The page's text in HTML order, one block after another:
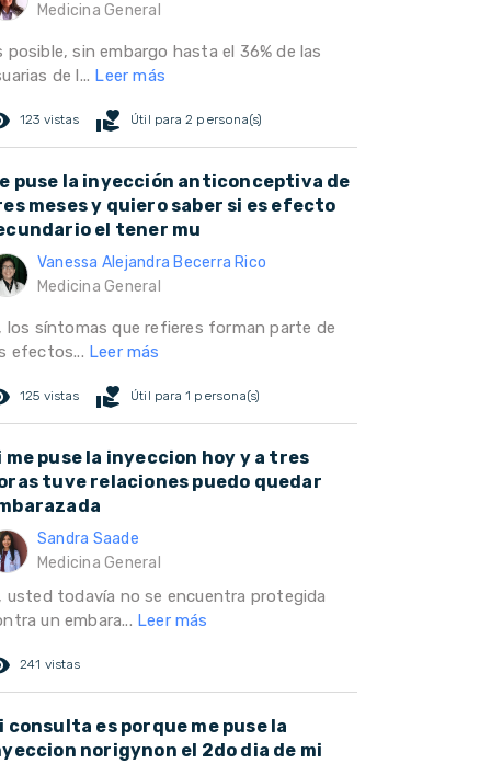
Medicina General
posible, sin embargo hasta el 36% de las
de l... Leer más
123 vistas volunteer_activism Útil para 2 persona(s)
puse la inyección anticonceptiva de
meses y quiero saber si es efecto
el tener mu
Vanessa Alejandra Becerra Rico
Medicina General
los síntomas que refieres forman parte de
efectos... Leer más
125 vistas volunteer_activism Útil para 1 persona(s)
me puse la inyeccion hoy y a tres
tuve relaciones puedo quedar
Sandra Saade
Medicina General
usted todavía no se encuentra protegida
un embara... Leer más
241 vistas
consulta es porque me puse la
norigynon el 2do dia de mi